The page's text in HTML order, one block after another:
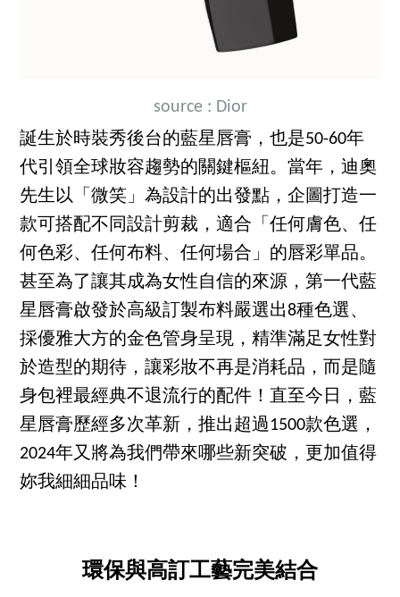
source : Dior
誕生於時裝秀後台的藍星唇膏，也是50-60年
代引領全球妝容趨勢的關鍵樞紐。當年，迪奧
先生以「微笑」為設計的出發點，企圖打造一
款可搭配不同設計剪裁，適合「任何膚色、任
何色彩、任何布料、任何場合」的唇彩單品。
甚至為了讓其成為女性自信的來源，第一代藍
星唇膏啟發於高級訂製布料嚴選出8種色選、
採優雅大方的金色管身呈現，精準滿足女性對
於造型的期待，讓彩妝不再是消耗品，而是隨
身包裡最經典不退流行的配件！直至今日，藍
星唇膏歷經多次革新，推出超過1500款色選，
2024年又將為我們帶來哪些新突破，更加值得
妳我細細品味！
環保與高訂工藝完美結合